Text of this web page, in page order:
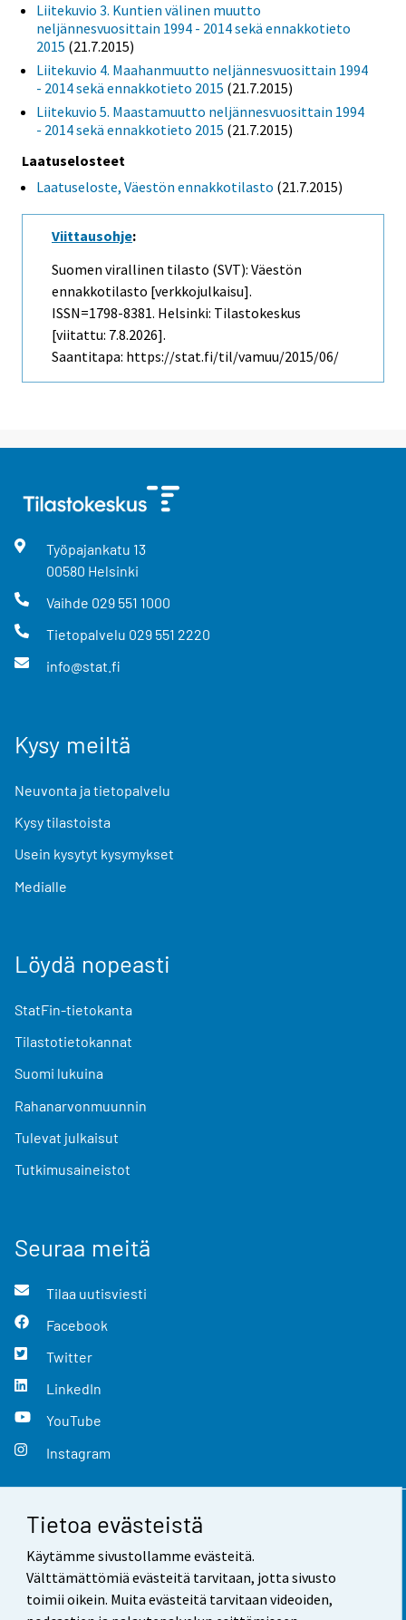
Tietoa evästeistä
Käytämme sivustollamme evästeitä.
Välttämättömiä evästeitä tarvitaan, jotta sivusto
toimii oikein. Muita evästeitä tarvitaan videoiden,
Liitekuvio 3. Kuntien välinen muutto
neljännesvuosittain 1994 - 2014 sekä ennakkotieto
2015 (21.7.2015)
Liitekuvio 4. Maahanmuutto neljännesvuosittain 1994
- 2014 sekä ennakkotieto 2015 (21.7.2015)
Liitekuvio 5. Maastamuutto neljännesvuosittain 1994
- 2014 sekä ennakkotieto 2015 (21.7.2015)
Laatuselosteet
Laatuseloste, Väestön ennakkotilasto (21.7.2015)
Viittausohje:
Suomen virallinen tilasto (SVT): Väestön
ennakkotilasto [verkkojulkaisu].
ISSN=1798-8381. Helsinki: Tilastokeskus
[viitattu: 7.8.2026].
Saantitapa: https://stat.fi/til/vamuu/2015/06/
Työpajankatu 13
00580 Helsinki
Vaihde 029 551 1000
Tietopalvelu 029 551 2220
info@stat.fi
Kysy meiltä
Neuvonta ja tietopalvelu
Kysy tilastoista
Usein kysytyt kysymykset
Medialle
Löydä nopeasti
StatFin-tietokanta
Tilastotietokannat
Suomi lukuina
Rahanarvonmuunnin
Tulevat julkaisut
Tutkimusaineistot
Seuraa meitä
Tilaa uutisviesti
Facebook
Twitter
LinkedIn
YouTube
Instagram
Yhteystiedot
Palaute
Käyttöehdot